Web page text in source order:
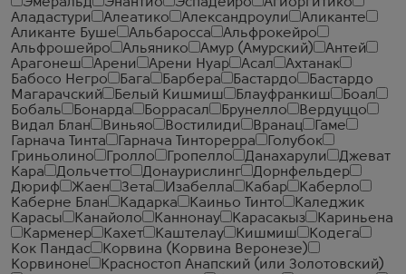
Аладастури
Алеатико Александроули
Аликанте
Аликанте Буше
Альбаросса
Альфрокейро
Альфрошейро
Альянико Амур (Амурский)
Антей
Арагонеш
Арени Арени Нуар Асал
Ахтанак
Бабосо Негро
Бага Барбера Бастардо
Бастардо
Магарачский
Белый Кишмиш Блауфранкиш
Боал
Бобаль
Бонарда Боррасал Брунелло
Вердуццо
Видал Блан
Виньяо Востилиди Вранац
Гаме
Гарнача Тинта
Гарнача Тинторерра
Голубок
Гриньолино
Гролло Гропелло Данахарули
Джеват
Кара
Дольчетто Донаурислинг
Дорнфельдер
Дюриф
Жаен Зета Изабелла Кабар
Каберло
Каберне Блан
Кадарка Каиньо Тинто
Каледжик
Карасы
Канайоло Каннонау Карасакыз
Кариньена
Карменер
Кахет Каштелау Кишмиш
Кодега
Кок Пандас
Корвина (Корвина Веронезе)
Корвиноне
Красностоп Анапский (или Золотовский)